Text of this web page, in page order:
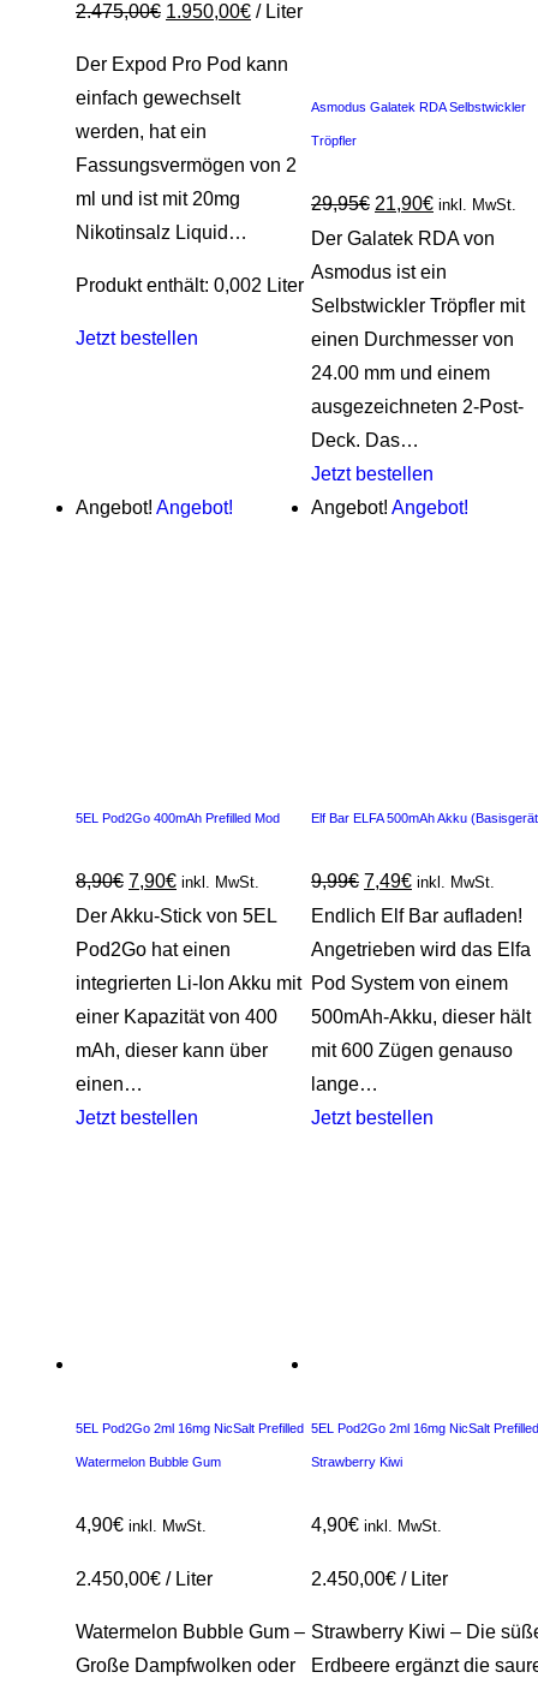
2.475,00€ 1.950,00€ / Liter
Der Expod Pro Pod kann
einfach gewechselt
werden, hat ein
Fassungsvermögen von 2
ml und ist mit 20mg
Nikotinsalz Liquid…
Produkt enthält: 0,002 Liter
Jetzt bestellen
Asmodus Galatek RDA Selbstwickler
Tröpfler
29,95€ 21,90€ inkl. MwSt.
Der Galatek RDA von
Asmodus ist ein
Selbstwickler Tröpfler mit
einen Durchmesser von
24.00 mm und einem
ausgezeichneten 2-Post-
Deck. Das…
Jetzt bestellen
Angebot! Angebot!
5EL Pod2Go 400mAh Prefilled Mod
8,90€ 7,90€ inkl. MwSt.
Der Akku-Stick von 5EL
Pod2Go hat einen
integrierten Li-Ion Akku mit
einer Kapazität von 400
mAh, dieser kann über
einen…
Jetzt bestellen
Angebot! Angebot!
Elf Bar ELFA 500mAh Akku
9,99€ 7,49€ inkl. MwSt.
Endlich Elf Bar aufladen!
Angetrieben wird das Elfa
Pod System von einem
500mAh-Akku, dieser hält
mit 600 Zügen genauso
lange…
Jetzt bestellen
5EL Pod2Go 2ml 16mg NicSalt Prefilled
Watermelon Bubble Gum
4,90€ inkl. MwSt.
2.450,00€ / Liter
Watermelon Bubble Gum –
Große Dampfwolken oder
5EL Pod2Go 2ml 16mg NicSalt Prefilled
Strawberry Kiwi
4,90€ inkl. MwSt.
2.450,00€ / Liter
Strawberry Kiwi – Die
Erdbeere ergänzt die